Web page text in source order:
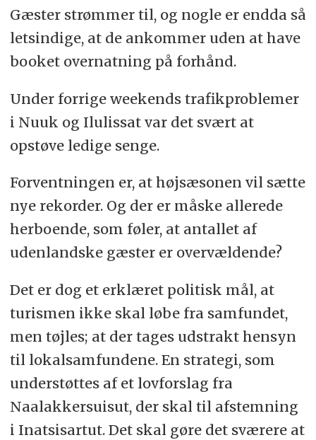
Gæster strømmer til, og nogle er endda så
letsindige, at de ankommer uden at have
booket overnatning på forhånd.
Under forrige weekends trafikproblemer
i Nuuk og Ilulissat var det svært at
opstøve ledige senge.
Forventningen er, at højsæsonen vil sætte
nye rekorder. Og der er måske allerede
herboende, som føler, at antallet af
udenlandske gæster er overvældende?
Det er dog et erklæret politisk mål, at
turismen ikke skal løbe fra samfundet,
men tøjles; at der tages udstrakt hensyn
til lokalsamfundene. En strategi, som
understøttes af et lovforslag fra
Naalakkersuisut, der skal til afstemning
i Inatsisartut. Det skal gøre det sværere at